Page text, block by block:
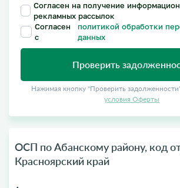
Согласен на получение
рекламных рассылок
Согласен
с
политикой обработки
данных
Проверить
Нажимая кнопку "Проверить
условия Оферты
ОСП по Абанскому району, код
Красноярский край